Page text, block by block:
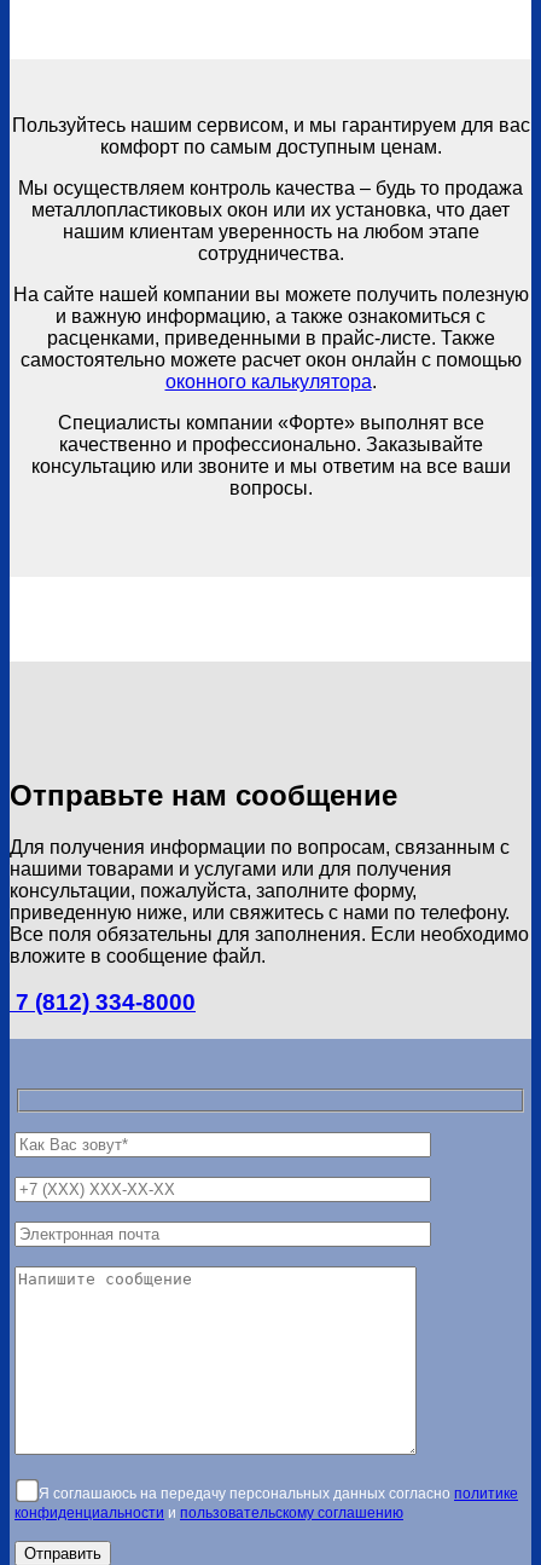
Пользуйтесь нашим сервисом, и мы гарантируем для вас
комфорт по самым доступным ценам.
Мы осуществляем контроль качества – будь то продажа
металлопластиковых окон или их установка, что дает
нашим клиентам уверенность на любом этапе
сотрудничества.
На сайте нашей компании вы можете получить полезную
и важную информацию, а также ознакомиться с
расценками, приведенными в прайс-листе. Также
самостоятельно можете расчет окон онлайн с помощью
оконного калькулятора.
Специалисты компании «Форте» выполнят все
качественно и профессионально. Заказывайте
консультацию или звоните и мы ответим на все ваши
вопросы.
Отправьте нам сообщение
Для получения информации по вопросам, связанным с
нашими товарами и услугами или для получения
консультации, пожалуйста, заполните форму,
приведенную ниже, или свяжитесь с нами по телефону.
Все поля обязательны для заполнения. Если необходимо
вложите в сообщение файл.
7 (812) 334-8000
Я соглашаюсь на передачу персональных данных согласно политике
конфиденциальности и пользовательскому соглашению